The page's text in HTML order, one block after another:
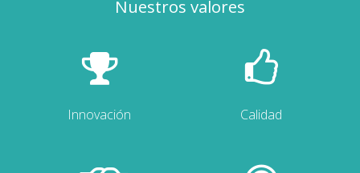
Nuestros valores
Innovación Calidad